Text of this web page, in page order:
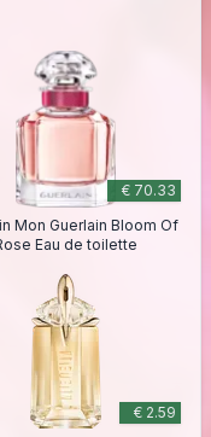
€ 70.33
Mon Guerlain Bloom Of
Eau de toilette
€ 2.59